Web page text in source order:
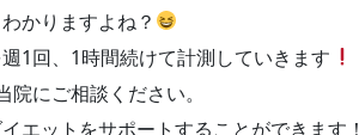
かりますよね？
1回、1時間続けて計測していきます
にご相談ください。
エットをサポートすることができます！